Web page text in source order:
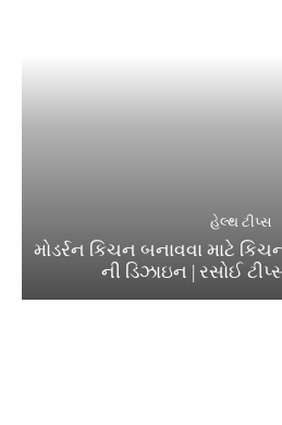
હેલ્થ ટીપ્સ
મોડર્રન કિચન બનાવવા માટે
ની ડિઝાઇન | રસોઈ